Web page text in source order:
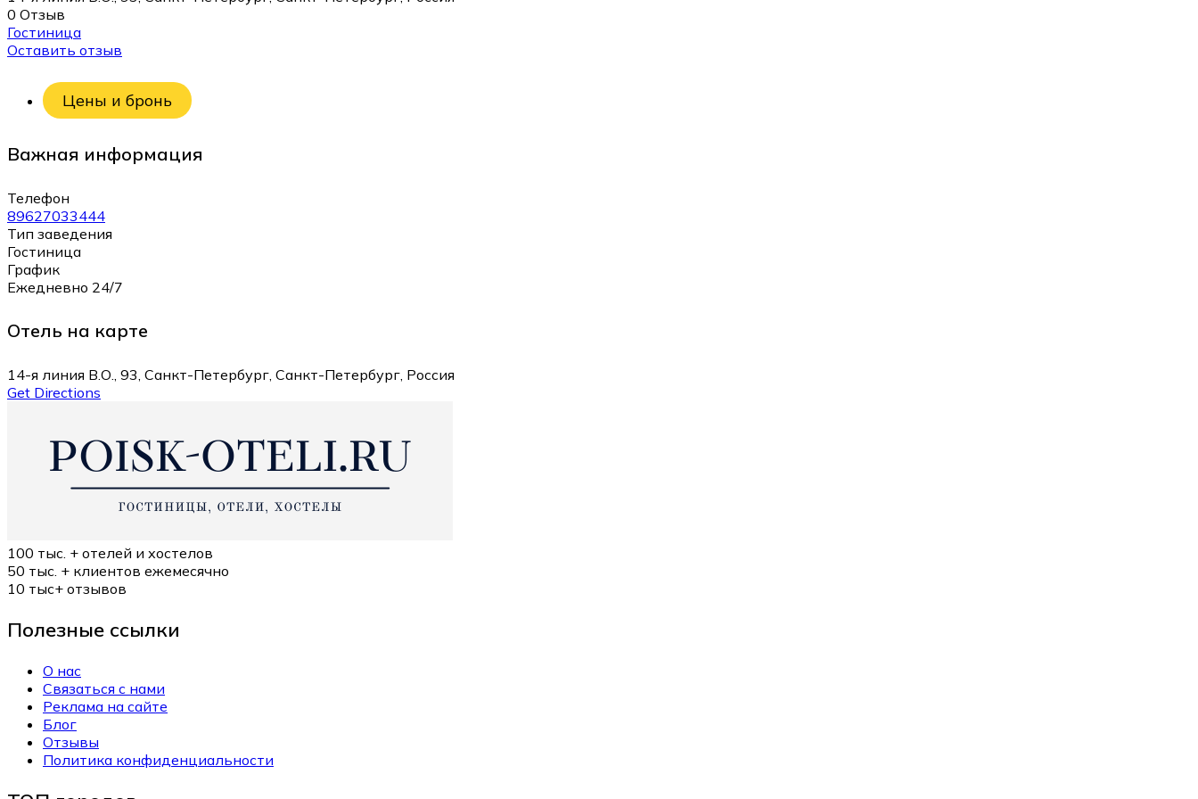
0 Отзыв
Гостиница
Оставить отзыв
Цены и бронь
Важная информация
Телефон
89627033444
Тип заведения
Гостиница
График
Ежедневно 24/7
Отель на карте
14-я линия В.О., 93, Санкт-Петербург, Санкт-Петербург, Россия
Get Directions
100 тыс. + отелей и хостелов
50 тыс. + клиентов ежемесячно
10 тыс+ отзывов
Полезные ссылки
О нас
Связаться с нами
Реклама на сайте
Блог
Отзывы
Политика конфиденциальности